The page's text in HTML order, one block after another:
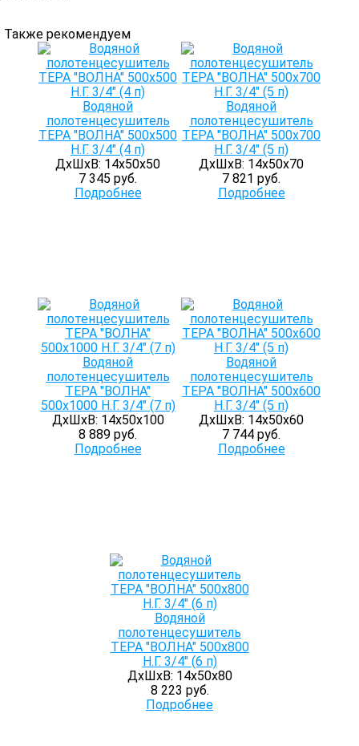
Также рекомендуем
Водяной
полотенцесушитель
ТЕРА "ВОЛНА" 500х500
Н.Г. 3/4" (4 п)
ДхШхВ: 14х50х50
7 345 руб.
Подробнее
Водяной
полотенцесушитель
ТЕРА "ВОЛНА" 500х700
Н.Г. 3/4" (5 п)
ДхШхВ: 14х50х70
7 821 руб.
Подробнее
Водяной
полотенцесушитель
ТЕРА "ВОЛНА"
500х1000 Н.Г. 3/4" (7 п)
ДхШхВ: 14х50х100
8 889 руб.
Подробнее
Водяной
полотенцесушитель
ТЕРА "ВОЛНА" 500х600
Н.Г. 3/4" (5 п)
ДхШхВ: 14х50х60
7 744 руб.
Подробнее
Водяной
полотенцесушитель
ТЕРА "ВОЛНА" 500х800
Н.Г. 3/4" (6 п)
ДхШхВ: 14х50х80
8 223 руб.
Подробнее